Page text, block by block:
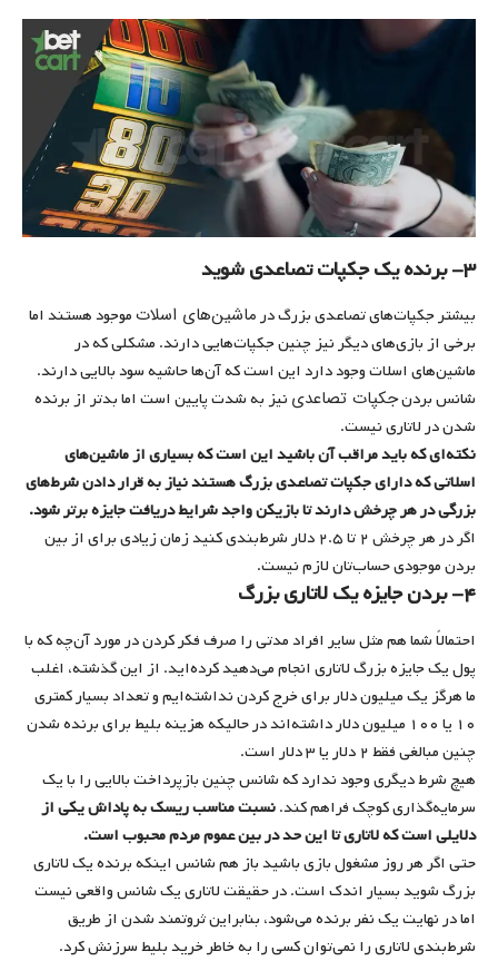
۳- برنده یک جکپات تصاعدی شوید
بیشتر جکپات‌های تصاعدی بزرگ درماشین‌های اسلاتموجود هستند اما
برخی از بازی‌های دیگر نیز چنین جکپات‌هایی دارند. مشکلی که در
ماشین‌های اسلات وجود دارد این است که آن‌ها حاشیه سود بالایی دارند.
شانس بردنجکپات تصاعدی نیز به شدت پایین است اما بدتر از برنده
شدن در لاتاری نیست.
نکته‌ای که باید مراقب آن باشید این است که بسیاری از ماشین‌های
اسلاتی که دارای جکپات تصاعدی بزرگ هستند نیاز به قرار دادن شرط‌های
بزرگی در هر چرخش دارند تا بازیکن واجد شرایط دریافت جایزه برتر شود.
اگر در هر چرخش ۲ تا ۲.۵ دلار شرط‌بندی ‌کنید زمان زیادی برای از بین
بردن موجودی حساب‌تان لازم نیست.
۴- بردن جایزه یک لاتاری بزرگ
احتمالاً شما هم مثل سایر افراد مدتی را صرف فکر کردن در مورد آن‌چه که با
پول یک جایزه بزرگ لاتاری انجام می‌دهید کرده‌اید. از این گذشته، اغلب
ما هرگز یک میلیون دلار برای خرج کردن نداشته‌ایم و تعداد بسیار کمتری
۱۰ یا ۱۰۰ میلیون دلار داشته‌اند در حالی‎که هزینه بلیط برای برنده شدن
چنین مبالغی فقط ۲ دلار یا ۳ دلار است.
هیچ شرط دیگری وجود ندارد که شانس چنین بازپرداخت بالایی را با یک
سرمایه‌گذاری کوچک فراهم ‌کند.نسبت مناسب ریسک به پاداش یکی از
دلایلی است که لاتاری تا این حد در بین عموم مردم محبوب است.
حتی اگر هر روز مشغول بازی باشید باز هم شانس اینکه برنده یک لاتاری
بزرگ شوید بسیار اندک است. در حقیقت لاتاری یک شانس واقعی نیست
اما در نهایت یک نفر برنده می‌شود، بنابراین ثروتمند شدن از طریق
شرط‌بندی لاتاری را نمی‌توان کسی را به خاطر خرید بلیط سرزنش کرد.